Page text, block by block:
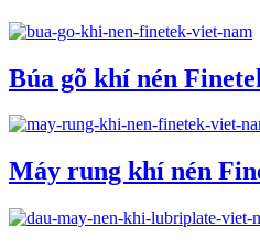
Búa gõ khí nén
Máy rung khí nén